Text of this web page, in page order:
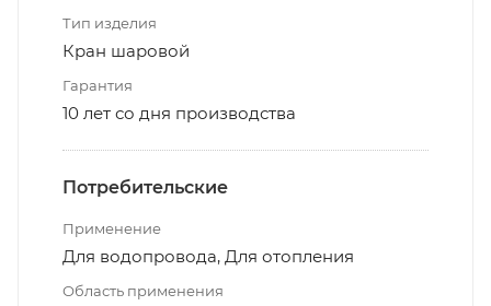
Тип изделия
Кран шаровой
Гарантия
10 лет со дня производства
Потребительские
Применение
Для водопровода, Для отопления
Область применения